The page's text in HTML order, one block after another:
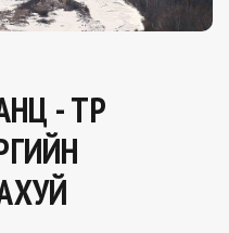
- ТӨР